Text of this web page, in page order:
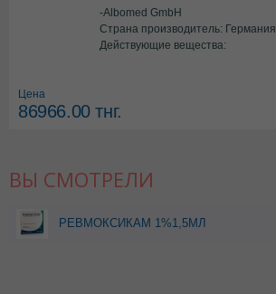
-Albomed GmbH
Страна производитель: Германия
Действующие вещества:
Цена
86966.00тнг.
ВЫ СМОТРЕЛИ
РЕВМОКСИКАМ 1%1,5МЛ